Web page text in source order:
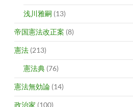
浅川雅嗣 (13)
帝国憲法改正案 (8)
憲法 (213)
憲法典 (76)
憲法無効論 (14)
政治家 (100)